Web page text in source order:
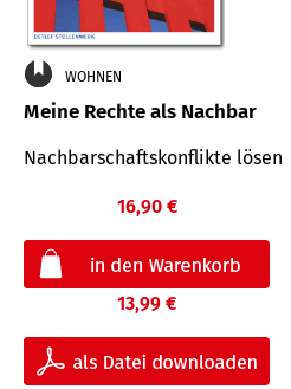
WOHNEN
Meine Rechte als Nachbar
Nach­bar­schafts­konflikte lösen
16,90 €
13,99 €